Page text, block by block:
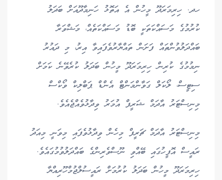
ހދ. ހިރިމަރަދޫ މީހުން އެ އަތޮޅު ހަނިމާދޫއަށް ބަދަލު
ކުރުމުގެ މަސައްކަތަކީ ބޮޑު މަސައްކަތެއް، މަޝްވަރާ
ބައްދަލުވުންތައް ފަށަން ތައްޔާރުވެފައިވާ އިރު، މި ދައުރު
ނިމުމުގެ ކުރިން ހިރިމަރަދޫ މީހުން ބަދަލު ކުރެވޭނެ ކަމަށް
ސިޓީސް، ލޯކަލް ގަވާންމަންޓް އެންޑް ޕަބްލިކް ވޯކްސް
މިނިސްޓަރު އާދަމް ޝަރީފް އުމަރު ވިދާޅުވެއްޖެއެވެ.
މިނިސްޓަރު އާދަމް ޗަރީފް މިހެން ވިދާޅުވެފައި މިވަނީ މިއަދު
ރައީސް އޮފީހުގައި ބޭއްވި ނޫސްވެރިންގެ ބައްދަލުވުމުގައެވެ.
ހިރިމަރަދޫ މީހުން ބަދަލު ކުރުމަށް ރައީސުލްޖުމްހޫރިއްޔާ